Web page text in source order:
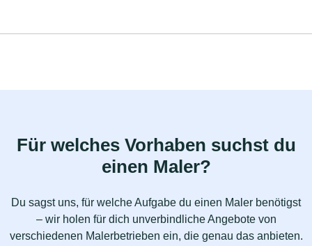
Für welches Vorhaben suchst du
einen Maler?
Du sagst uns, für welche Aufgabe du einen Maler benötigst
– wir holen für dich unverbindliche Angebote von
verschiedenen Malerbetrieben ein, die genau das anbieten.